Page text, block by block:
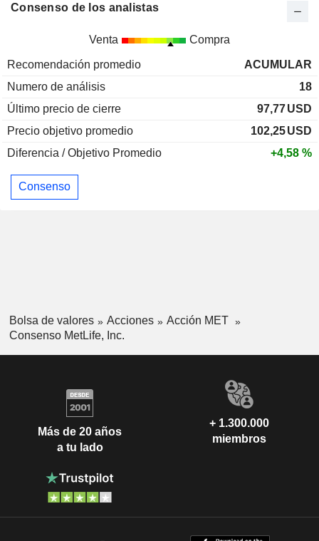
Consenso de los analistas
Venta Compra
Recomendación promedio
ACUMULAR
Numero de análisis
18
Último precio de cierre
97,77USD
Precio objetivo promedio
102,25USD
Diferencia / Objetivo Promedio
+4,58 %
Consenso
Bolsa de valores Acciones
Acción MET
Consenso MetLife, Inc.
Más de 20 años
a tu lado
+ 1.300.000
miembros